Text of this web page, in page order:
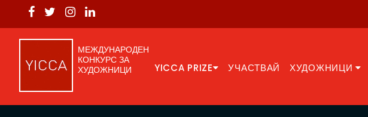
МЕЖДУНАРОДЕН
КОНКУРС ЗА
ХУДОЖНИЦИ
YICCA PRIZE УЧАСТВАЙ ХУДОЖНИЦИ